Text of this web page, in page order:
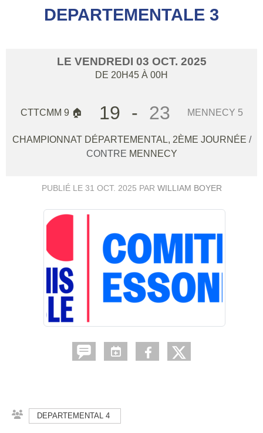
DEPARTEMENTALE 3
LE VENDREDI 03 OCT. 2025
DE 20H45 À 00H
CTTCMM 9 🏠 19 - 23 MENNECY 5
CHAMPIONNAT DÉPARTEMENTAL, 2ÈME JOURNÉE /
CONTRE MENNECY
PUBLIÉ LE 31 OCT. 2025 PAR WILLIAM BOYER
DEPARTEMENTAL 4